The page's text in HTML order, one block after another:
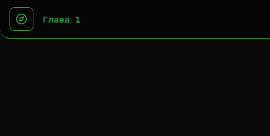
Глава 1